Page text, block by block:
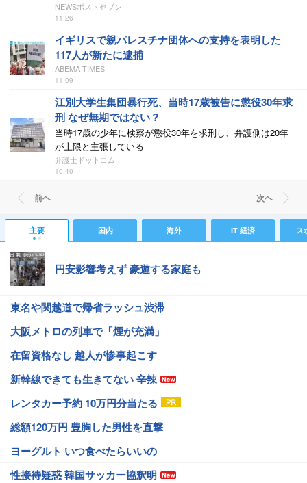
NEWSポストセブン
11:26
イギリスで親パレスチナ団体への支持を表明した
117人が新たに逮捕
ABEMA TIMES
11:09
江別大学生集団暴行死、当時17歳被告に懲役30年求
刑 なぜ無期ではない？
当時17歳の少年に検察が懲役30年を求刑し、弁護側は20年
が上限と主張している
弁護士ドットコム
10:40
前ヘ 次ヘ
主要 国内 海外 IT 経済 ス
円安影響考えず 豪遊する家庭も
東名や関越道で帰省ラッシュ渋滞
大阪メトロの列車で「煙が充満」
在留資格なし 越人が惨事起こす
新幹線できても生きてない 辛辣
レンタカー予約 10万円分当たる
総額120万円 豊胸した男性を直撃
ヨーグルト いつ食べたらいいの
性接待疑惑 韓国サッカー協釈明